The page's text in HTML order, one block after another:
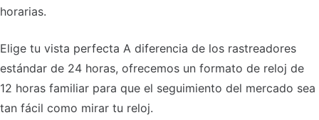
horarias.
Elige tu vista perfecta A diferencia de los rastreadores
estándar de 24 horas, ofrecemos un formato de reloj de
12 horas familiar para que el seguimiento del mercado sea
tan fácil como mirar tu reloj.